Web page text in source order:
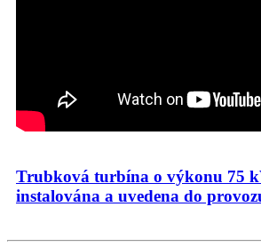
Trubková turbína o výkonu 75
instalována a uvedena do